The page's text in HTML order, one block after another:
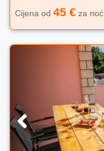
Cijena od 45 € za noć